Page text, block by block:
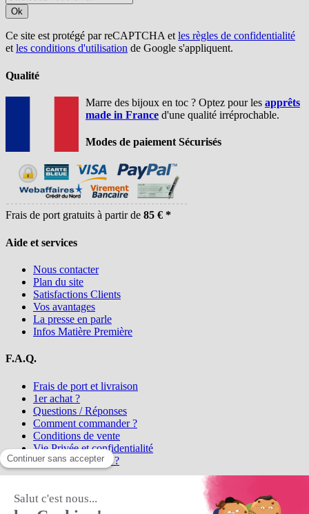
Ok
Ce site est protégé par reCAPTCHA etles règles de confidentialité
etles conditions d'utilisation de Google s'appliquent.
Qualité
Marre des bijoux en toc ? Optez pour les apprêts
made in France d'une qualité irréprochable.
Modes de paiement Sécurisés
Frais de port gratuits à partir de 85 € *
Aide et services
Nous contacter
Plan du site
Satisfactions Clients
Vos avantages
La presse en parle
Infos Matière Première
F.A.Q.
Frais de port et livraison
1er achat ?
Questions / Réponses
Comment commander ?
Conditions de vente
Vie Privée et confidentialité
Qui sommes-nous ?